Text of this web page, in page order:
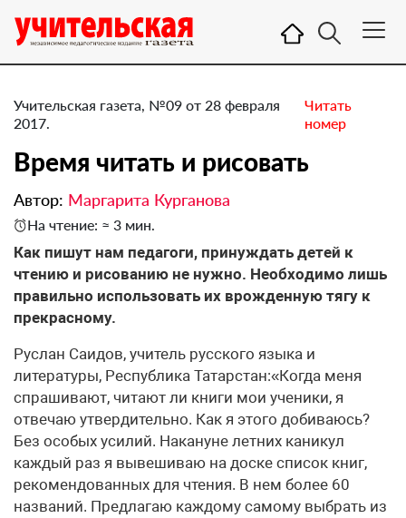
Учительская газета, №09 от 28 февраля
2017.
Читать
номер
​Время читать и рисовать
Автор: Маргарита Курганова
На чтение: ≈ 3 мин.
Как пишут нам педагоги, принуждать детей к
чтению и рисованию не нужно. Необходимо лишь
правильно использовать их врожденную тягу к
прекрасному.
Руслан Саидов, учитель русского языка и
литературы, Республика Татарстан:«Когда меня
спрашивают, читают ли книги мои ученики, я
отвечаю утвердительно. Как я этого добиваюсь?
Без особых усилий. Накануне летних каникул
каждый раз я вывешиваю на доске список книг,
рекомендованных для чтения. В нем более 60
названий. Предлагаю каждому самому выбрать из